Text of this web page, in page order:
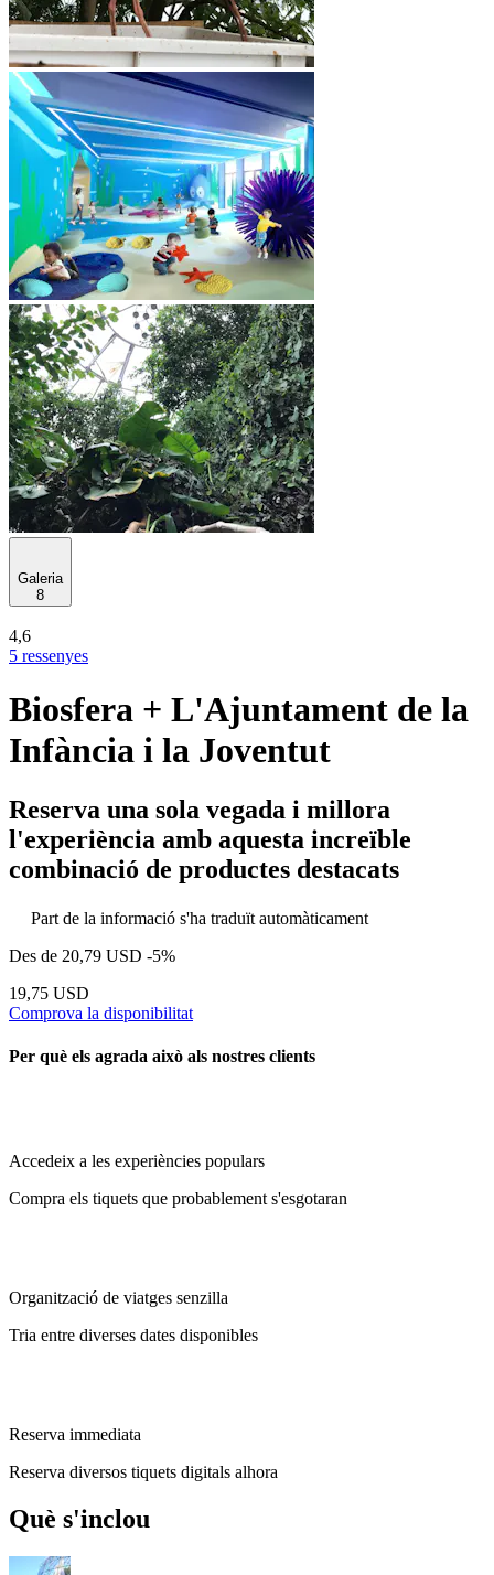
Galeria
8
4,6
5 ressenyes
Biosfera + L'Ajuntament de la
Infància i la Joventut
Reserva una sola vegada i millora
l'experiència amb aquesta increïble
combinació de productes destacats
Part de la informació s'ha traduït automàticament
Des de 20,79 USD -5%
19,75 USD
Comprova la disponibilitat
Per què els agrada això als nostres clients
Accedeix a les experiències populars
Compra els tiquets que probablement s'esgotaran
Organització de viatges senzilla
Tria entre diverses dates disponibles
Reserva immediata
Reserva diversos tiquets digitals alhora
Què s'inclou